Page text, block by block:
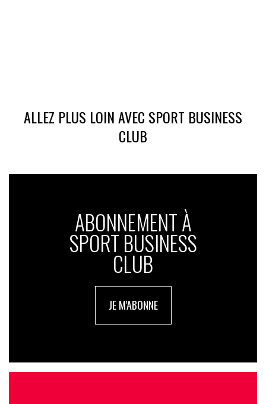
ALLEZ PLUS LOIN AVEC SPORT BUSINESS
CLUB
ABONNEMENT À
SPORT BUSINESS
CLUB
JE M'ABONNE